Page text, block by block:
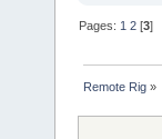
Pages: 1 2 [3]
Remote Rig »